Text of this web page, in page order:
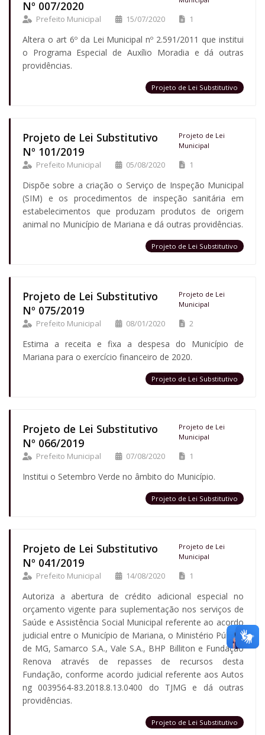
Nº 007/2020
Prefeito Municipal 15/07/2020 1
Altera o art 6º da Lei Municipal nº 2.591/2011 que institui
o Programa Especial de Auxílio Moradia e dá outras
providências.
Projeto de Lei Substitutivo
Projeto de Lei Substitutivo
Nº 101/2019
Projeto de Lei
Municipal
Prefeito Municipal 05/08/2020 1
Dispõe sobre a criação o Serviço de Inspeção Municipal
(SIM) e os procedimentos de inspeção sanitária em
estabelecimentos que produzam produtos de origem
animal no Município de Mariana e dá outras providências.
Projeto de Lei Substitutivo
Projeto de Lei Substitutivo
Nº 075/2019
Projeto de Lei
Municipal
Prefeito Municipal 08/01/2020 2
Estima a receita e fixa a despesa do Município de
Mariana para o exercício financeiro de 2020.
Projeto de Lei Substitutivo
Projeto de Lei Substitutivo
Nº 066/2019
Projeto de Lei
Municipal
Prefeito Municipal 07/08/2020 1
Institui o Setembro Verde no âmbito do Município.
Projeto de Lei Substitutivo
Projeto de Lei Substitutivo
Nº 041/2019
Projeto de Lei
Municipal
Prefeito Municipal 14/08/2020 1
Autoriza a abertura de crédito adicional especial no
orçamento vigente para suplementação nos serviços de
Saúde e Assistência Social Municipal referente ao acordo
judicial entre o Município de Mariana, o Ministério Público
de MG, Samarco S.A., Vale S.A., BHP Billiton e Fundação
Renova através de repasses de recursos desta
Fundação, conforme acordo judicial referente aos Autos
ng 0039564-83.2018.8.13.0400 do TJMG e dá outras
providências.
Projeto de Lei Substitutivo